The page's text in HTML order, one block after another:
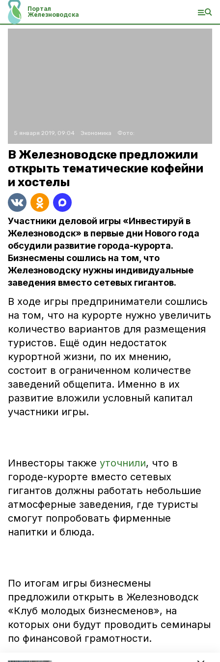
Портал
Железноводска
5 января 2019, 09:04 Экономика Фото:
В Железноводске предложили
открыть тематические кофейни
и хостелы
Участники деловой игры «Инвестируй в
Железноводск» в первые дни Нового года
обсудили развитие города-курорта.
Бизнесмены сошлись на том, что
Железноводску нужны индивидуальные
заведения вместо сетевых гигантов.
В ходе игры предприниматели сошлись
на том, что на курорте нужно увеличить
количество вариантов для размещения
туристов. Ещё один недостаток
курортной жизни, по их мнению,
состоит в ограниченном количестве
заведений общепита. Именно в их
развитие вложили условный капитал
участники игры.
Инвесторы также уточнили, что в
городе-курорте вместо сетевых
гигантов должны работать небольшие
атмосферные заведения, где туристы
смогут попробовать фирменные
напитки и блюда.
По итогам игры бизнесмены
предложили открыть в Железноводск
«Клуб молодых бизнесменов», на
которых они будут проводить семинары
по финансовой грамотности.